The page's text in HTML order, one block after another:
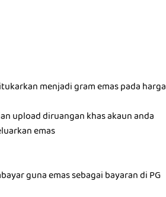
menjadi gram emas pada harga
upload diruangan khas akaun anda
emas
guna emas sebagai bayaran di PG